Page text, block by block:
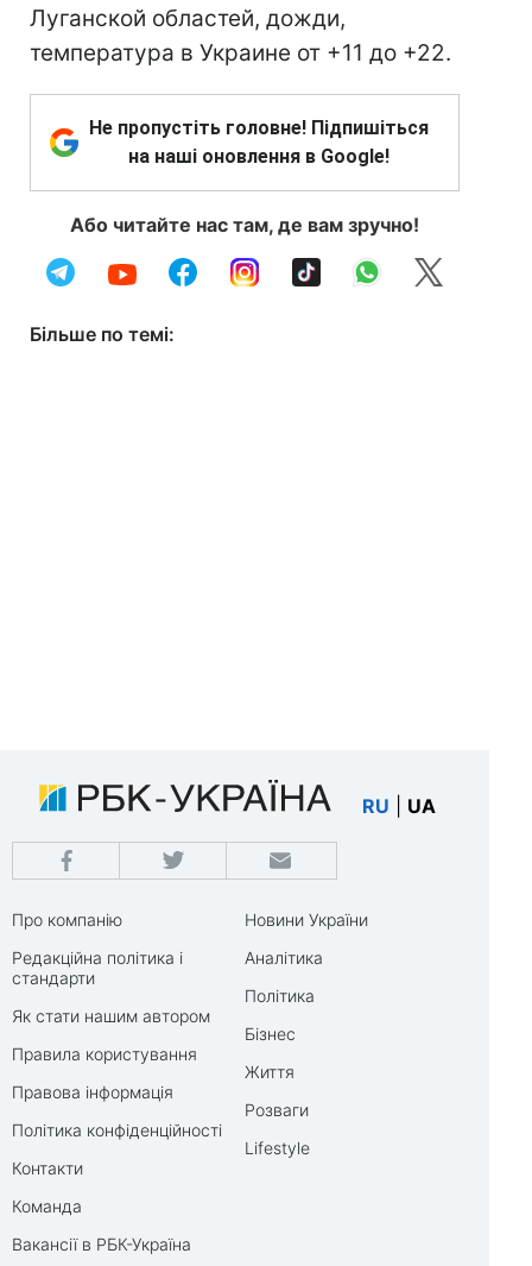
Луганской областей, дожди,
температура в Украине от +11 до +22.
Не пропустіть головне! Підпишіться
на наші оновлення в Google!
Або читайте нас там, де вам зручно!
Більше по темі:
RU UA
Про компанію
Редакційна політика і
стандарти
Як стати нашим автором
Правила користування
Правова інформація
Політика конфіденційності
Контакти
Команда
Вакансії в РБК-Україна
Новини України
Аналітика
Політика
Бізнес
Життя
Розваги
Lifestyle